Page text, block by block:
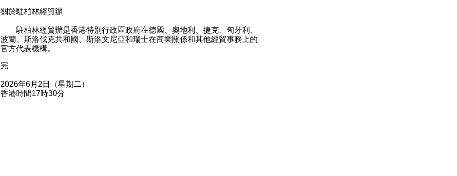
關於駐柏林經貿辦
駐柏林經貿辦是香港特別行政區政府在德國、奧地利、捷克、匈牙利、
波蘭、斯洛伐克共和國、斯洛文尼亞和瑞士在商業關係和其他經貿事務上的
官方代表機構。
完
2026年6月2日（星期二）
香港時間17時30分